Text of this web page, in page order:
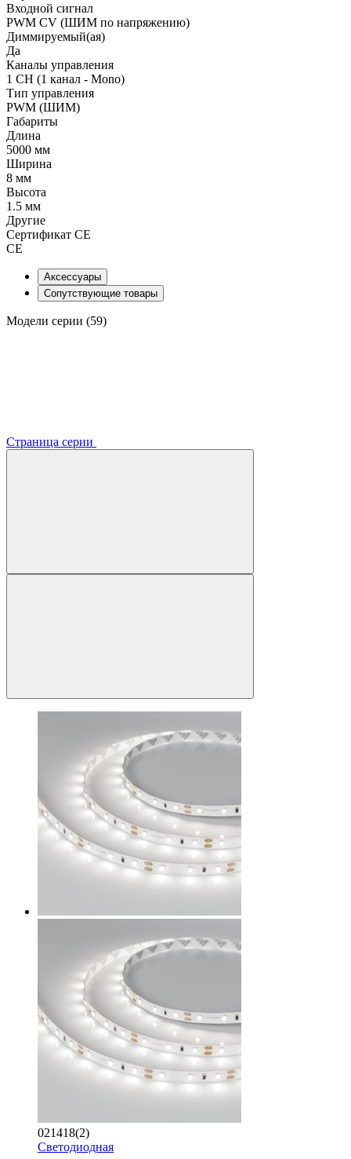
Входной сигнал
PWM СV (ШИМ по напряжению)
Диммируемый(ая)
Да
Каналы управления
1 CH (1 канал - Mono)
Тип управления
PWM (ШИМ)
Габариты
Длина
5000 мм
Ширина
8 мм
Высота
1.5 мм
Другие
Сертификат CE
CE
Аксессуары
Сопутствующие товары
Модели серии (59)
Страница серии
021418(2)
Светодиодная